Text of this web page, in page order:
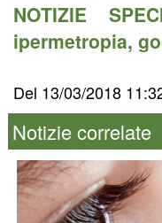
NOTIZIE
ipermetropia,
Del 13/03/2018
Notizie correlate